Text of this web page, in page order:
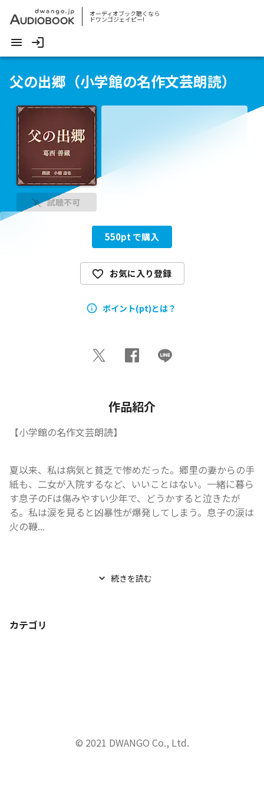
オーディオブック聴くなら
ドワンゴジェイピー!
父の出郷（小学館の名作文芸朗読）
試聴不可
550pt で購入
お気に入り登録
ポイント(pt)とは？
作品紹介
【小学館の名作文芸朗読】
夏以来、私は病気と貧乏で惨めだった。郷里の妻からの手
紙も、二女が入院するなど、いいことはない。一緒に暮ら
す息子のFは傷みやすい少年で、どうかすると泣きたが
る。私は涙を見ると凶暴性が爆発してしまう。息子の涙は
火の鞭...
続きを読む
カテゴリ
© 2021 DWANGO Co., Ltd.